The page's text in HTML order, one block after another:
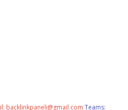
backlinkpaneli@gmail.com Teams: